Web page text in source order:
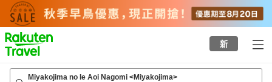
to
top
page
新
Miyakojima no Ie Aoi Nagomi <Miyakojima>